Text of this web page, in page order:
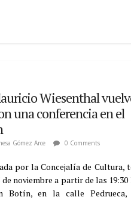
Wiesenthal
una conferencia en el
Gómez Arce 0 Comments
por la Concejalía de Cultura,
de noviembre a partir de las 19:30
Botín, en la calle